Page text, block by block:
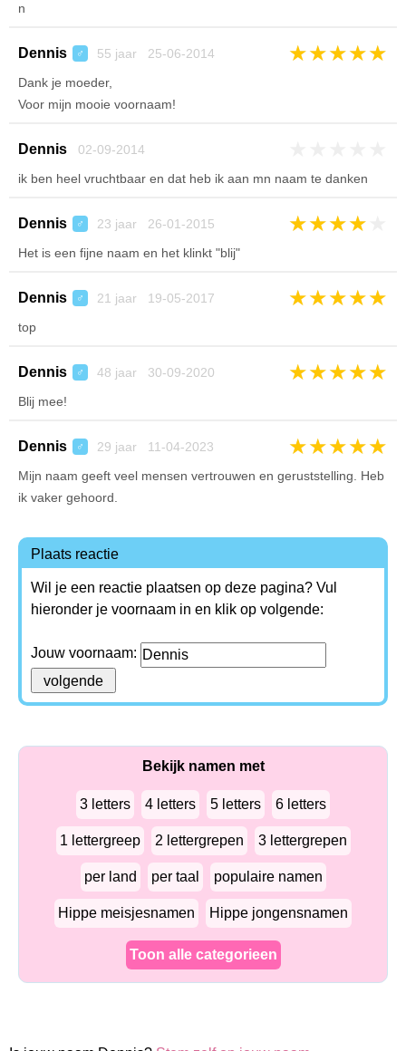
n
Dennis ♂ 55 jaar 25-06-2014 ★★★★★
Dank je moeder,
Voor mijn mooie voornaam!
Dennis 02-09-2014
ik ben heel vruchtbaar en dat heb ik aan mn naam te danken
Dennis ♂ 23 jaar 26-01-2015 ★★★★
Het is een fijne naam en het klinkt "blij"
Dennis ♂ 21 jaar 19-05-2017 ★★★★★
top
Dennis ♂ 48 jaar 30-09-2020 ★★★★★
Blij mee!
Dennis ♂ 29 jaar 11-04-2023 ★★★★★
Mijn naam geeft veel mensen vertrouwen en geruststelling. Heb
ik vaker gehoord.
Plaats reactie
Wil je een reactie plaatsen op deze pagina? Vul
hieronder je voornaam in en klik op volgende:
Jouw voornaam:
Bekijk namen met
3 letters 4 letters 5 letters 6 letters
1 lettergreep 2 lettergrepen 3 lettergrepen
per land per taal populaire namen
Hippe meisjesnamen Hippe jongensnamen
Toon alle categorieen